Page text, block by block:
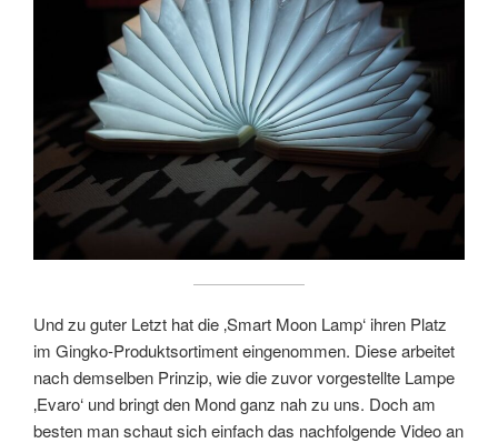
Und zu guter Letzt hat die ‚Smart Moon Lamp‘ ihren Platz
im Gingko-Produktsortiment eingenommen. Diese arbeitet
nach demselben Prinzip, wie die zuvor vorgestellte Lampe
‚Evaro‘ und bringt den Mond ganz nah zu uns. Doch am
besten man schaut sich einfach das nachfolgende Video an